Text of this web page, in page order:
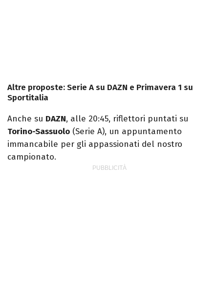
Altre proposte: Serie A su DAZN e Primavera 1 su
Sportitalia
Anche su DAZN, alle 20:45, riflettori puntati su
Torino-Sassuolo (Serie A), un appuntamento
immancabile per gli appassionati del nostro
campionato.